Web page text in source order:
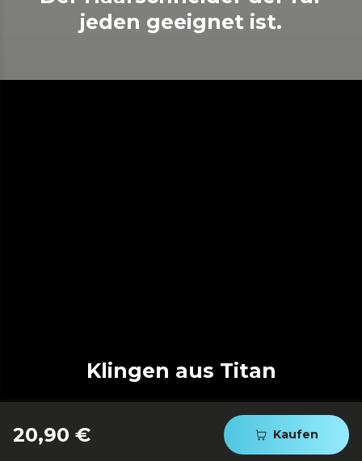
20,90 € Kaufen
jeden geeignet ist.
Klingen aus Titan